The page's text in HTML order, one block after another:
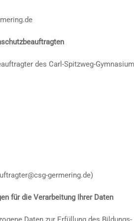
des Carl-Spitzweg-
germering.de)
für die Verarbeitung Ihrer Daten